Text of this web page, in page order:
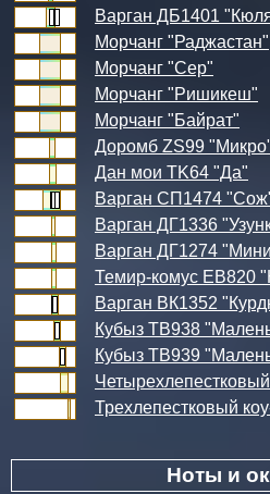
Варган ДБ1401
Морчанг "Раджастан"
Морчанг "Сер"
Морчанг "Ришикеш"
Морчанг "Байрат"
Доромб ZS99
Дан мои TK64 "Да"
Варган СП1474
Варган ДГ1336
Варган ДГ1274
Темир-комус ЕВ820
Варган ВК1352
Кубыз ТВ938
Кубыз ТВ939
Трехлепестковый
Ноты и